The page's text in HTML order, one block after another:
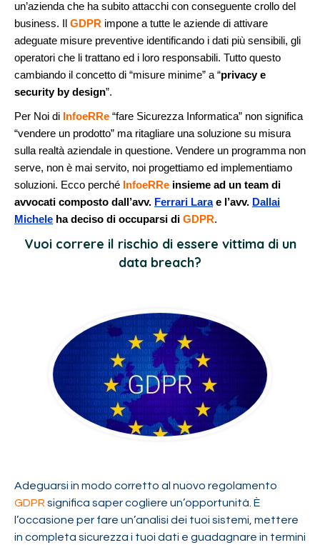
un’azienda che ha subito attacchi con conseguente crollo del
business. Il GDPR impone a tutte le aziende di attivare
adeguate misure preventive identificando i dati più sensibili, gli
operatori che li trattano ed i loro responsabili. Tutto questo
cambiando il concetto di “misure minime” a “privacy e
security by design”.
Per Noi di InfoeRRe “fare Sicurezza Informatica” non significa
“vendere un prodotto” ma ritagliare una soluzione su misura
sulla realtà aziendale in questione. Vendere un programma non
serve, non è mai servito, noi progettiamo ed implementiamo
soluzioni. Ecco perché InfoeRRe insieme ad un team di
avvocati composto dall’avv. Ferrari Larae l’avv. Dallai
Michele ha deciso di occuparsi di GDPR.
Vuoi correre il rischio di essere vittima di un
data breach?
Adeguarsi in modo corretto al nuovo regolamento
GDPR significa saper cogliere un’opportunità. È
l’occasione per fare un’analisi dei tuoi sistemi, mettere
in completa sicurezza i tuoi dati e guadagnare in termini